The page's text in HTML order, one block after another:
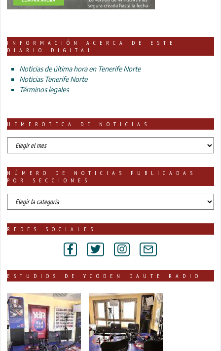
INFORMACIÓN ACERCA DE ESTE
DIARIO DIGITAL
Noticias de última hora en Tenerife Norte
Noticias Tenerife Norte
Términos legales
HEMEROTECA DE NOTICIAS
HEMEROTECA
DE
NÚMERO DE NOTICIAS PUBLICADAS
POR SECCIONES
número
de
publicadas
REDES SOCIALES
ESTUDIOS DE YCODEN DAUTE RADIO